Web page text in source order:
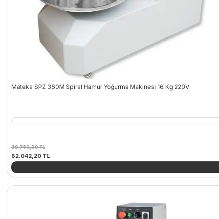
Mateka SPZ 360M Spiral Hamur Yoğurma Makinesi 16 Kg 220V
89.760,00TL
Orijinal
fiyat:
89.760,00 TL.
62.042,20 TLŞu
fiyat: